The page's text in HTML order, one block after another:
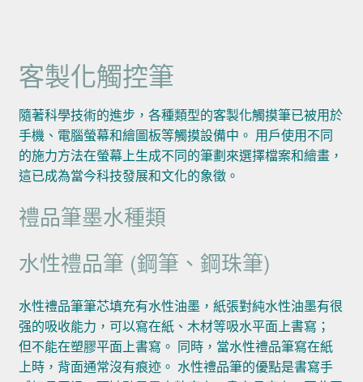
客製化觸控筆
隨著科學技術的進步，各種類型的客製化觸摸筆已被用於
手機、電腦螢幕和繪圖板等觸摸設備中。 用戶使用不同
的施力方法在螢幕上生成不同的筆劃來選擇檔案和繪畫，
這已成為當今科技發展和文化的象徵。
禮品筆墨水種類
水性禮品筆 (鋼筆、鋼珠筆)
水性禮品筆筆芯填充有水性油墨，紙張對純水性油墨有很
强的吸收能力，可以寫在紙、木材等吸水平面上書寫；
但不能在塑膠平面上書寫。 同時，當水性禮品筆寫在紙
上時，背面通常沒有痕迹。 水性禮品筆的優點是書寫手